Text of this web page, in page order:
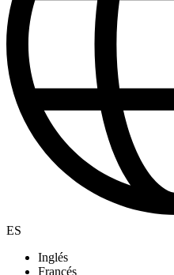
ES
Inglés
Francés